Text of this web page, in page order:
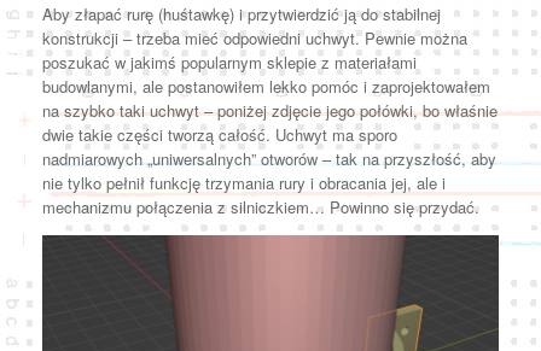
Aby złapać rurę (huśtawkę) i przytwierdzić ją do stabilnej
konstrukcji – trzeba mieć odpowiedni uchwyt. Pewnie można
poszukać w jakimś popularnym sklepie z materiałami
budowlanymi, ale postanowiłem lekko pomóc i zaprojektowałem
na szybko taki uchwyt – poniżej zdjęcie jego połówki, bo właśnie
dwie takie części tworzą całość. Uchwyt ma sporo
nadmiarowych „uniwersalnych” otworów – tak na przyszłość, aby
nie tylko pełnił funkcję trzymania rury i obracania jej, ale i
mechanizmu połączenia z silniczkiem… Powinno się przydać.